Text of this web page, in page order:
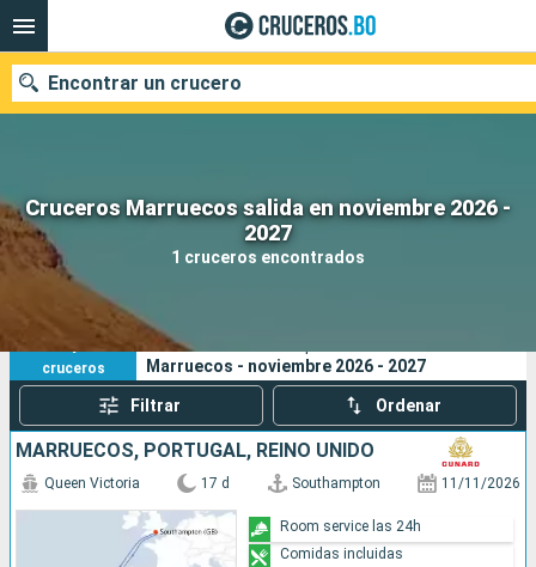
Cruceros Marruecos salida en noviembre 2026 -
2027
1 cruceros encontrados
Encontrar un crucero
Nuestros destinos
Fecha de salida
Puertos
Buscar
1
cruceros
Sus criterios de búsqueda:
Marruecos - noviembre 2026 - 2027
Filtrar Ordenar
MARRUECOS, PORTUGAL, REINO UNIDO
Queen Victoria 17 d Southampton 11/11/2026
Room service las 24h
Comidas incluidas